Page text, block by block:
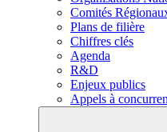
Comités
Plans de filière
Chiffres clés
Agenda
R&D
Enjeux publics
Appels à